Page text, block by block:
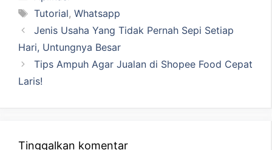
Tag
Tutorial, Whatsapp
Jenis Usaha Yang Tidak Pernah Sepi Setiap
Hari, Untungnya Besar
Tips Ampuh Agar Jualan di Shopee Food Cepat
Laris!
Tinggalkan komentar